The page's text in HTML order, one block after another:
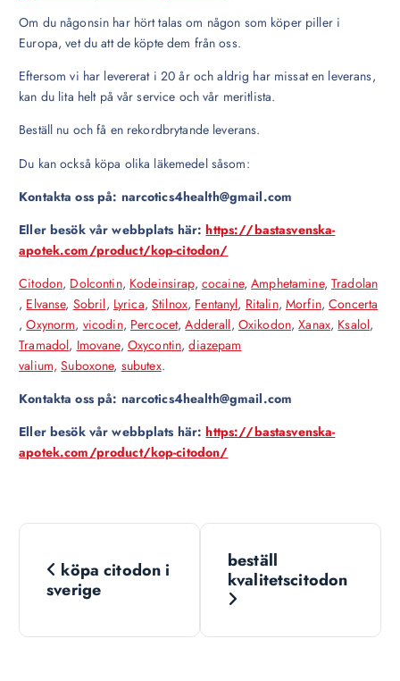
Om du någonsin har hört talas om någon som köper piller i
Europa, vet du att de köpte dem från oss.
Eftersom vi har levererat i 20 år och aldrig har missat en leverans,
kan du lita helt på vår service och vår meritlista.
Beställ nu och få en rekordbrytande leverans.
Du kan också köpa olika läkemedel såsom:
Kontakta oss på: narcotics4health@gmail.com
Eller besök vår webbplats här:https://bastasvenska-
apotek.com/product/kop-citodon/
Citodon, Dolcontin, Kodeinsirap, cocaine,Amphetamine, Tradolan
, Elvanse, Sobril, Lyrica,Stilnox, Fentanyl, Ritalin,Morfin,Concerta
,Oxynorm, vicodin, Percocet,Adderall, Oxikodon,Xanax, Ksalol,
Tramadol, Imovane, Oxycontin,diazepam
valium, Suboxone, subutex.
Kontakta oss på: narcotics4health@gmail.com
Eller besök vår webbplats här:https://bastasvenska-
apotek.com/product/kop-citodon/
N
v
köpa citodon i
sverige
beställ
kvalitetscitodon